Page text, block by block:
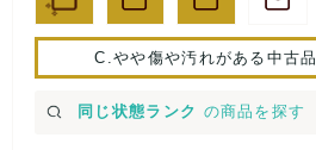
C.やや傷や汚れがある中古品
同じ状態ランク の商品を探す